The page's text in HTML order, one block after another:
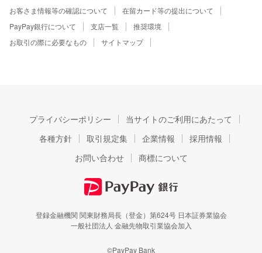
お客さま情報等の確認について
在留カード等の提出について
PayPay銀行について
支店一覧
推奨環境
お取引の際に必要なもの
サイトマップ
プライバシーポリシー
当サイトのご利用にあたって
各種方針
取引規定集 企業情報
採用情報
お問い合わせ
商標について
登録金融機関 関東財務局長（登金）第624号 日本証券業協会
一般社団法人 金融先物取引業協会加入
©PayPay Bank